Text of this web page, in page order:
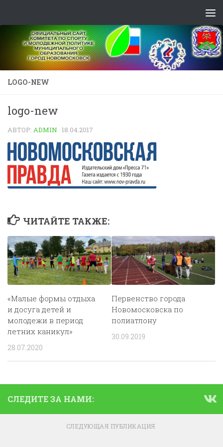
LOGO-NEW
logo-new
АВТОР: ADMIN · 18.04.2017
ЧИТАЙТЕ ТАКЖЕ:
«Малые формы отдыха
и досуга детей и
молодежи в период
летних каникул»
28.07.2020
Первенство города
Новомосковска по
полиатлону
30.09.2019
СЛЕДИТЕ ЗА НАМИ:
СЛЕДУЮЩАЯ ПУБЛИКАЦИЯ